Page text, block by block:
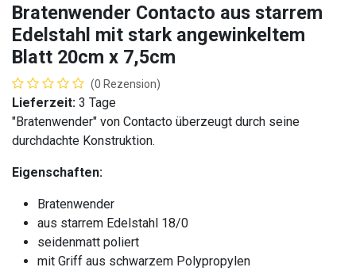
Bratenwender Contacto aus starrem
Edelstahl mit stark angewinkeltem
Blatt 20cm x 7,5cm
(0 Rezension)
Lieferzeit: 3 Tage
"Bratenwender" von Contacto überzeugt durch seine
durchdachte Konstruktion.
Eigenschaften:
Bratenwender
aus starrem Edelstahl 18/0
seidenmatt poliert
mit Griff aus schwarzem Polypropylen